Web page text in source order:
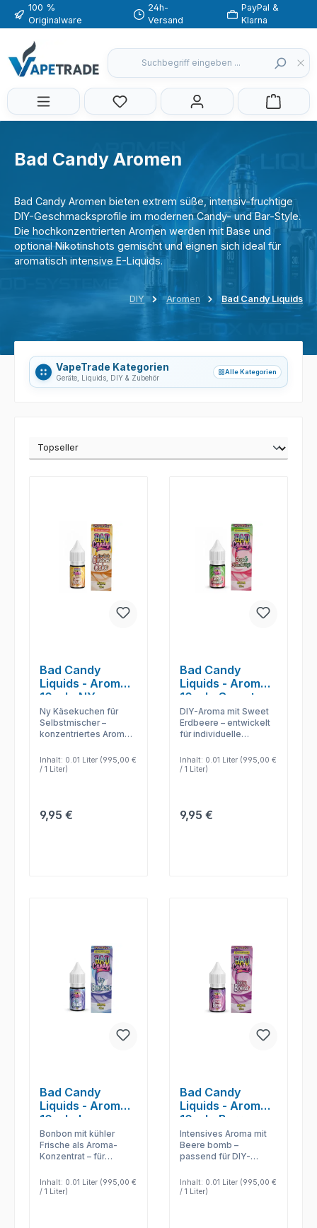
Zum Hauptinhalt springen
100 %
Originalware
24h-
Versand
PayPal &
Klarna
Du hast 0 Produkte auf dem
Bad Candy Aromen
Bad Candy Aromen bieten extrem süße, intensiv-fruchtige
DIY-Geschmacksprofile im modernen Candy- und Bar-Style.
Die hochkonzentrierten Aromen werden mit Base und
optional Nikotinshots gemischt und eignen sich ideal für
aromatisch intensive E-Liquids.
DIY Aromen Bad Candy Liquids
VapeTrade Kategorien
Geräte, Liquids, DIY & Zubehör
grid_viewAlle Kategorien
Bad Candy
Liquids - Aromen
10 ml - NY
Cheesecake
Ny Käsekuchen für
Selbstmischer –
konzentriertes Aroma
Kombination mit Base
und Nikotinshot.
Inhalt: 0.01 Liter (995,00 €
/ 1 Liter)
Regulärer Preis:
9,95 €
Bad Candy
Liquids - Aromen
10 ml - Sweet
Strawberry
DIY-Aroma mit Sweet
Erdbeere – entwickelt
für individuelle
kontrollierte
Aromastärke.
Inhalt: 0.01 Liter (995,00 €
/ 1 Liter)
Regulärer Preis:
9,95 €
Bad Candy
Liquids - Aromen
10 ml - Ice
Bonbon
Bonbon mit kühler
Frische als Aroma-
Konzentrat – für
Base, Shot und
Intensität selbst
Inhalt: 0.01 Liter (995,00 €
/ 1 Liter)
Bad Candy
Liquids - Aromen
10 ml - Berry
Bomb
Intensives Aroma mit
Beere bomb –
passend für DIY-
Mischungen und
individuelle Dosierung.
Inhalt: 0.01 Liter (995,00 €
/ 1 Liter)